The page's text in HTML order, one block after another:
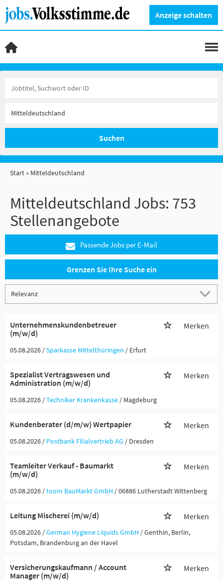
Anzeige schalten
Suchen
Start Mitteldeutschland
Mitteldeutschland Jobs: 753
Stellenangebote
Passende Jobs per E-Mail
Grenzen Sie Ihre Suche ein
Unternehmenskundenbetreuer
(m/w/d)
Merken
05.08.2026 /Sparkasse Mittelthüringen / Erfurt
Spezialist Vertragswesen und
Administration (m/w/d)
Merken
05.08.2026 /Techniker Krankenkasse / Magdeburg
Kundenberater (d/m/w) Wertpapier Merken
05.08.2026 / Postbank Filialvertrieb AG / Dresden
Teamleiter Verkauf - Baumarkt
(m/w/d)
Merken
05.08.2026 /toom BauMarkt GmbH / 06886 Lutherstadt Wittenberg
Leitung Mischerei (m/w/d) Merken
05.08.2026 /German Hygiene Liquids GmbH / Genthin, Berlin,
Potsdam, Brandenburg an der Havel
Versicherungskaufmann / Account
Manager (m/w/d)
Merken